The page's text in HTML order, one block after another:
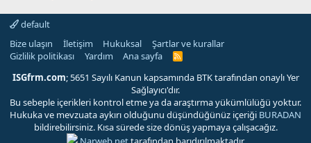
default
Bize ulaşın
İletişim Hukuksal
Şartlar ve kurallar
Gizlilik politikası
Yardım Ana sayfa
R
S
ISGfrm.com; 5651 Sayılı Kanun kapsamında BTK tarafından onaylı Yer
Sağlayıcı'dır.
Bu sebeple içerikleri kontrol etme ya da araştırma yükümlülüğü yoktur.
Hukuka ve mevzuata aykırı olduğunu düşündüğünüz içeriği BURADAN
bildirebilirsiniz. Kısa sürede size dönüş yapmaya çalışacağız.